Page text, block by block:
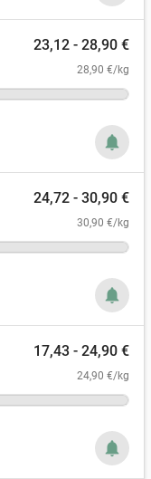
23,12 - 28,90 €
28,90 €/kg
notifications
24,72 - 30,90 €
30,90 €/kg
notifications
17,43 - 24,90 €
24,90 €/kg
notifications